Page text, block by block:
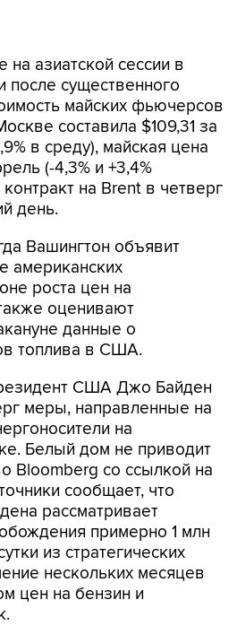
азиатской сессии в
после существенного
майских фьючерсов
составила $109,31 за
в среду), майская цена
(-4,3% и +3,4%
на Brent в четверг
день.
Вашингтон объявит
американских
роста цен на
оценивают
данные о
топлива в США.
США Джо Байден
меры, направленные на
на
Белый дом не приводит
Bloomberg со ссылкой на
сообщает, что
рассматривает
примерно 1 млн
из стратегических
нескольких месяцев
цен на бензин и